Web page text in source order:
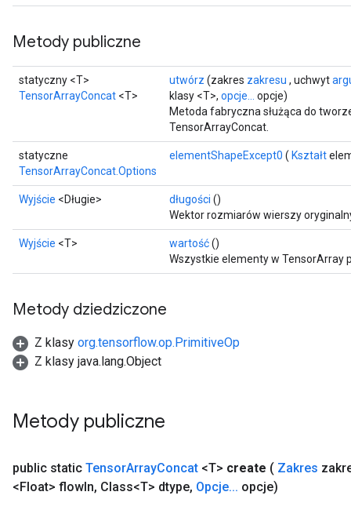
Metody publiczne
statyczny <T>
TensorArrayConcat <T>
utwórz (zakres zakresu , uchwyt
klasy <T>, opcje...
opcje)
Metoda fabryczna służąca do
TensorArrayConcat.
statyczne
TensorArrayConcat.Options
elementShapeExcept0 ( Kształt
Wyjście <Długie> długości ()
Wektor rozmiarów wierszy
Wyjście <T> wartość()
Wszystkie elementy w TensorArray
Metody dziedziczone
Z klasy org.tensorflow.op.PrimitiveOp
Z klasy java.lang.Object
Metody publiczne
public static TensorArrayConcat <T> create ( Zakres
<Float> flowIn, Class<T> dtype, Opcje... opcje)